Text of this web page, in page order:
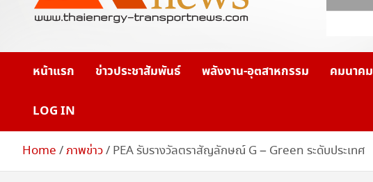
www.ten-news.com
หน้าแรก ข่าวประชาสัมพันธ์ พลังงาน-อุตสาหกรรม คมนาคม
LOG IN
Home ภาพข่าว PEA รับรางวัลตราสัญลักษณ์ G – Green ระดับประเทศ